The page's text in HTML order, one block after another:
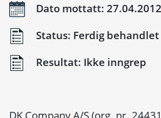
Dato mottatt: 27.04.2012
Status: Ferdig behandlet
Resultat: Ikke inngrep